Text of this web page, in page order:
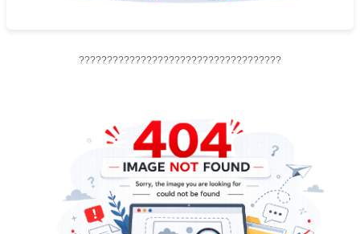
????????????????????????????????????